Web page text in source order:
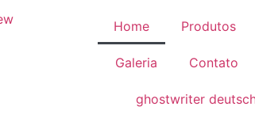
Home Produtos
Galeria Contato
ghostwriter